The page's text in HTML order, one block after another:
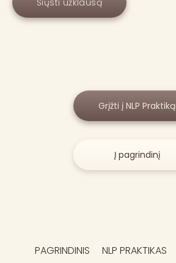
Siųsti užklausą
Grįžti į NLP Praktiką
Į pagrindinį
PAGRINDINIS NLP PRAKTIKAS